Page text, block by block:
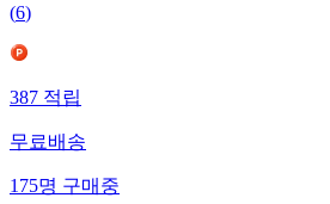
(6)
387적립
무료배송
175명구매중